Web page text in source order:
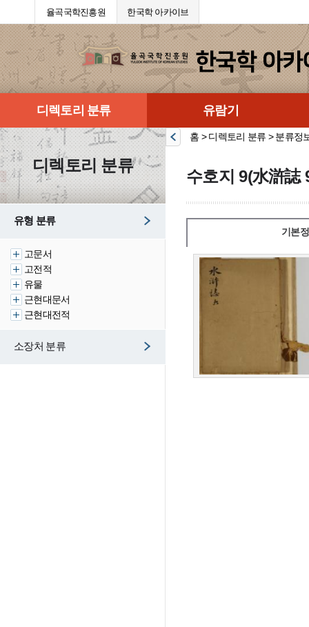
율곡국학진흥원 한국학 아카이브
디렉토리 분류 유람기
디렉토리 분류
유형 분류
고문서
고전적
유물
근현대문서
근현대전적
소장처 분류
홈 > 디렉토리 분류 > 분류정
수호지 9(水滸誌
기본